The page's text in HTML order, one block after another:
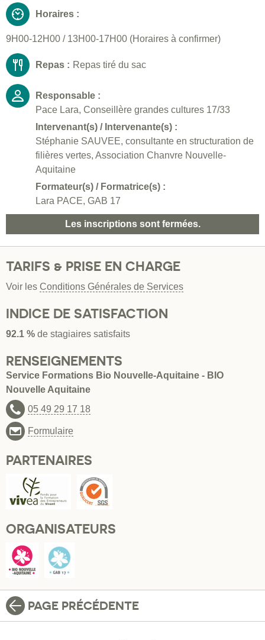
Horaires :
9H00-12H00 / 13H00-17H00 (Horaires à confirmer)
Repas : Repas tiré du sac
Responsable :
Pace Lara, Conseillère grandes cultures 17/33
Intervenant(s) / Intervenante(s) :
Stéphanie SAUVEE, consultante en structuration de
filières vertes, Association Chanvre Nouvelle-
Aquitaine
Formateur(s) / Formatrice(s) :
Lara PACE, GAB 17
Les inscriptions sont fermées.
TARIFS & PRISE EN CHARGE
Voir les Conditions Générales de Services
INDICE DE SATISFACTION
92.1 % de stagiaires satisfaits
RENSEIGNEMENTS
Service Formations Bio Nouvelle-Aquitaine - BIO
Nouvelle Aquitaine
05 49 29 17 18
Formulaire
PARTENAIRES
ORGANISATEURS
PAGE PRÉCÉDENTE